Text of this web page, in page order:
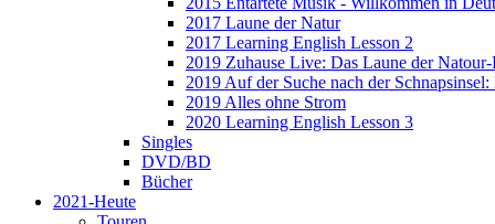
2017 Laune der Natur
2017 Learning English Lesson 2
2019 Zuhause Live: Das Laune der
2019 Auf der Suche nach der
2019 Alles ohne Strom
2020 Learning English Lesson 3
Singles
DVD/BD
Bücher
2021-Heute